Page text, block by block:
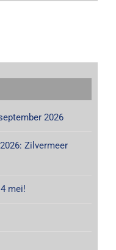
2026
Zilvermeer
mei!